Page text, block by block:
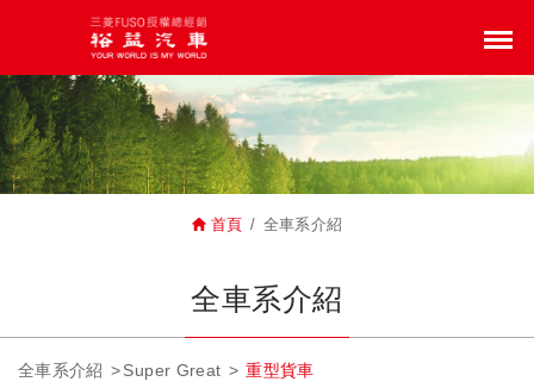
首頁 全車系介紹
全車系介紹
全車系介紹 Super Great
重型貨車